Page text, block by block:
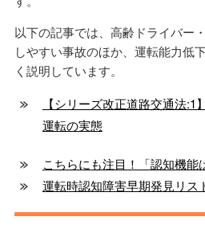
以下の記事では、高齢ドライバー
しやすい事故のほか、運転能力低
く説明しています。
【シリーズ改正道路交通法
運転の実態
こちらにも注目！「認知機能
運転時認知障害早期発見リス